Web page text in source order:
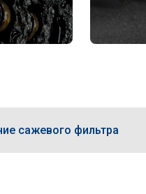
сажевого фильтра